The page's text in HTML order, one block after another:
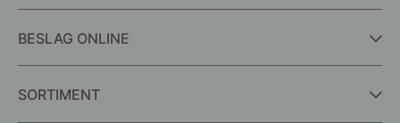
BESLAG ONLINE
SORTIMENT